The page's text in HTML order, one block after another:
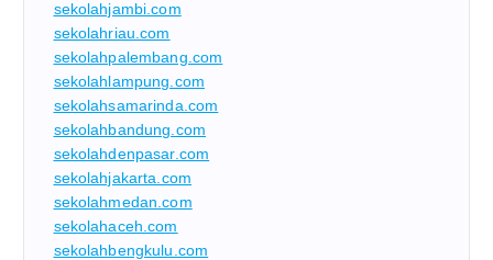
sekolahjambi.com
sekolahriau.com
sekolahpalembang.com
sekolahlampung.com
sekolahsamarinda.com
sekolahbandung.com
sekolahdenpasar.com
sekolahjakarta.com
sekolahmedan.com
sekolahaceh.com
sekolahbengkulu.com